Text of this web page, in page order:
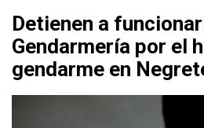
Detienen a
Gendarmería por el
gendarme en